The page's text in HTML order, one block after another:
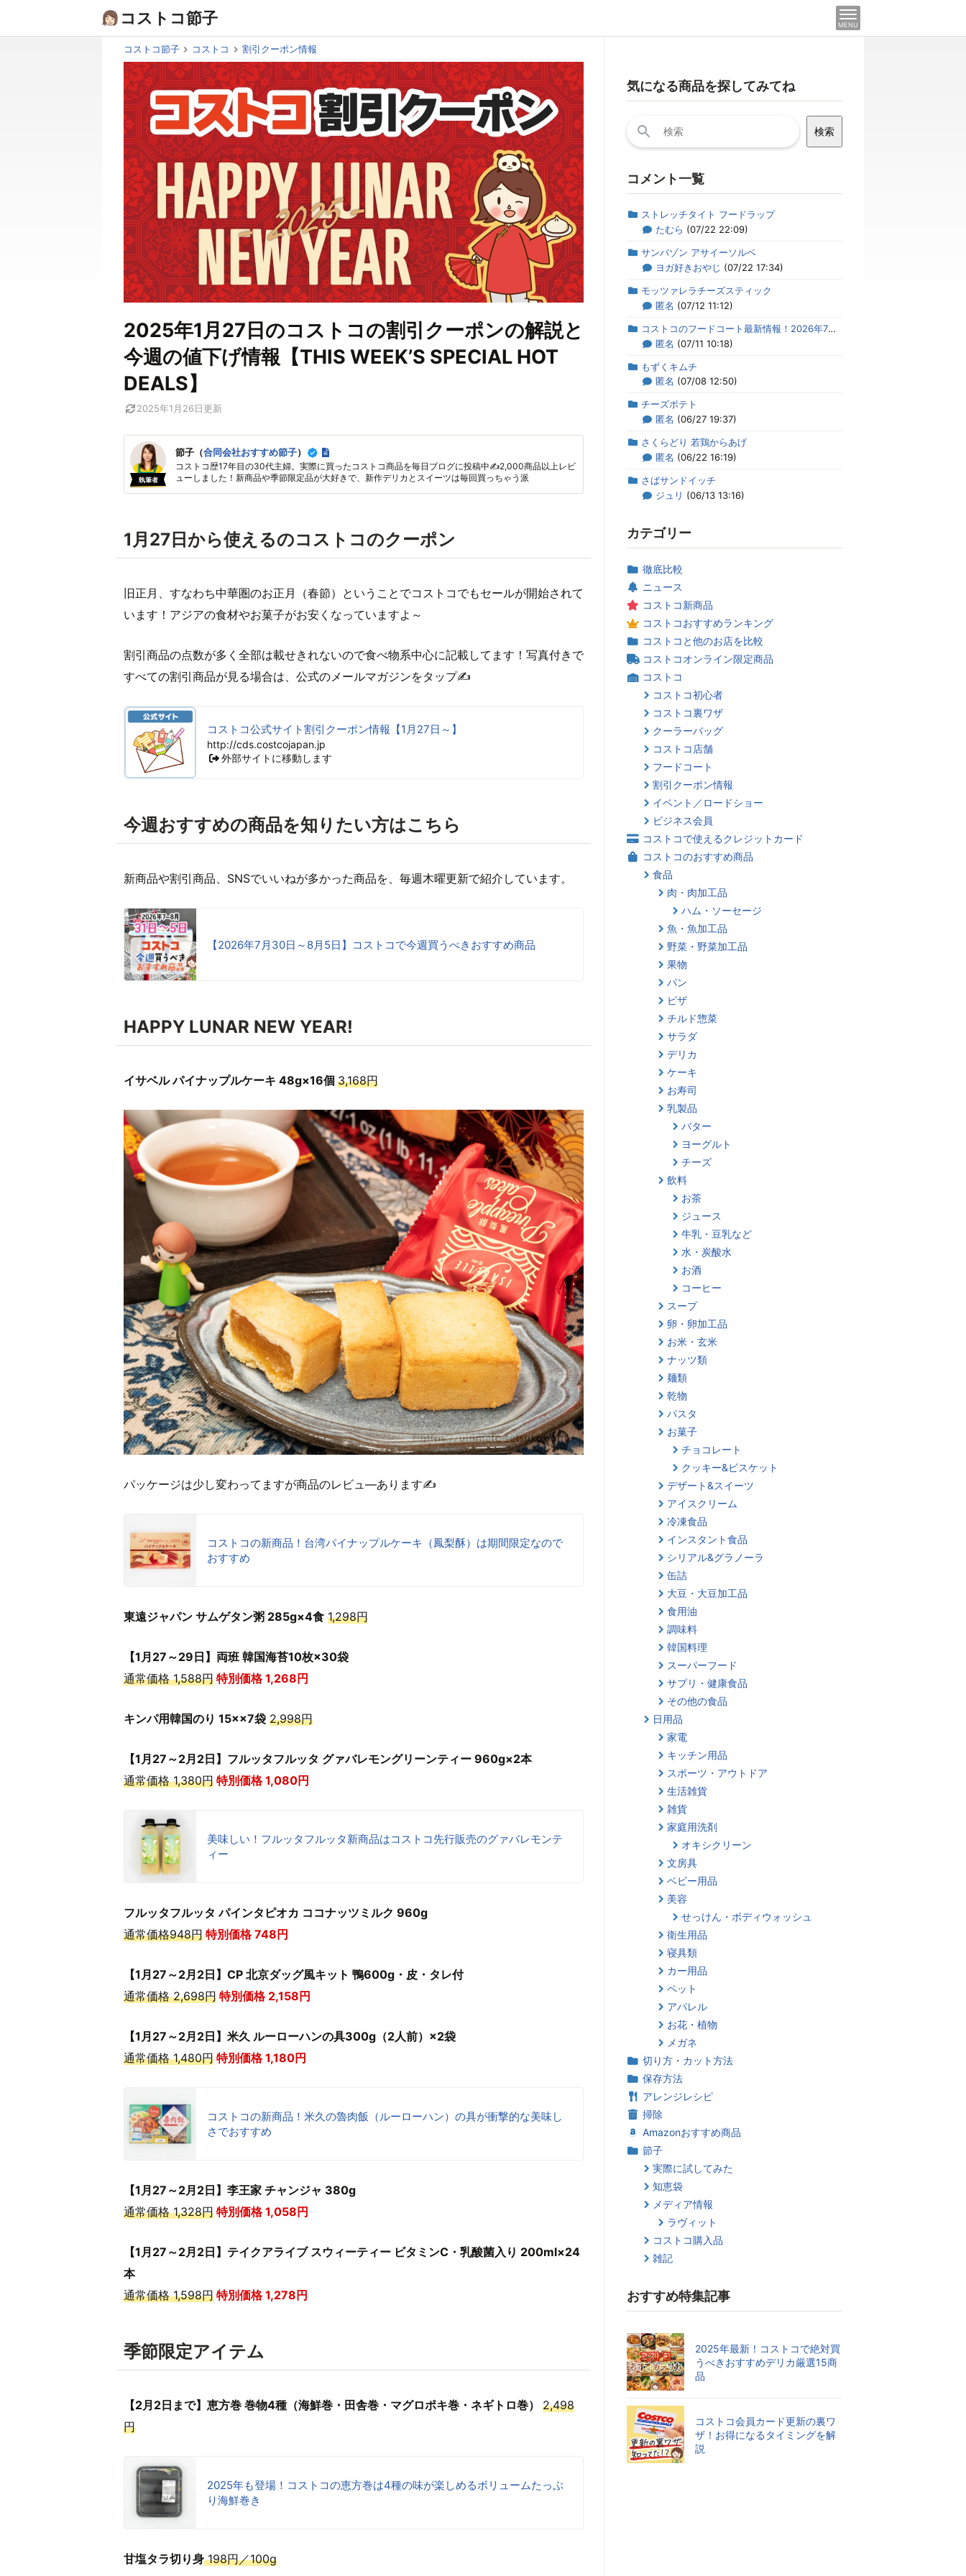
コストコ節子 MENU
コストコ節子 コストコ 割引クーポン情報
2025年1月27日のコストコの割引クーポンの解説と
今週の値下げ情報【THIS WEEK’S SPECIAL HOT
DEALS】
2025年1月26日更新
執筆者
節子（合同会社おすすめ節子）
コストコ歴17年目の30代主婦。実際に買ったコストコ商品を毎日ブログに投稿中✍2,000商品以上レビ
ューしました！新商品や季節限定品が大好きで、新作デリカとスイーツは毎回買っちゃう派
1月27日から使えるのコストコのクーポン
旧正月、すなわち中華圏のお正月（春節）ということでコストコでもセールが開始されて
います！アジアの食材やお菓子がお安くなっていますよ～
割引商品の点数が多く全部は載せきれないので食べ物系中心に記載してます！写真付きで
すべての割引商品が見る場合は、公式のメールマガジンをタップ✍
コストコ公式サイト割引クーポン情報【1月27日～】
http://cds.costcojapan.jp
外部サイトに移動します
今週おすすめの商品を知りたい方はこちら
新商品や割引商品、SNSでいいねが多かった商品を、毎週木曜更新で紹介しています。
【2026年7月30日～8月5日】コストコで今週買うべきおすすめ商品
HAPPY LUNAR NEW YEAR!
イサベル パイナップルケーキ 48g×16個 3,168円
パッケージは少し変わってますが商品のレビュ―あります✍
コストコの新商品！台湾パイナップルケーキ（鳳梨酥）は期間限定なので
おすすめ
東遠ジャパン サムゲタン粥 285g×4食 1,298円
【1月27～29日】両班 韓国海苔10枚×30袋
通常価格 1,588円 特別価格 1,268 円
キンパ用韓国のり 15××7袋 2,998円
【1月27～2月2日】フルッタフルッタ グァバレモングリーンティー 960g×2本
通常価格 1,380円 特別価格 1,080円
美味しい！フルッタフルッタ新商品はコストコ先行販売のグァバレモンテ
ィー
フルッタフルッタ パインタピオカ ココナッツミルク 960g
通常価格948円 特別価格 748 円
【1月27～2月2日】CP 北京ダッグ風キット 鴨600g・皮・タレ付
通常価格 2,698円 特別価格 2,158 円
【1月27～2月2日】米久 ルーローハンの具300g（2人前）×2袋
通常価格 1,480円 特別価格 1,180円
コストコの新商品！米久の魯肉飯（ルーローハン）の具が衝撃的な美味し
さでおすすめ
【1月27～2月2日】李王家 チャンジャ 380g
通常価格 1,328円 特別価格 1,058 円
【1月27～2月2日】テイクアライブ スウィーティー ビタミンC・乳酸菌入り 200ml×24
本
通常価格 1,598円 特別価格 1,278 円
季節限定アイテム
【2月2日まで】恵方巻 巻物4種（海鮮巻・田舎巻・マグロポキ巻・ネギトロ巻） 2,498
円
2025年も登場！コストコの恵方巻は4種の味が楽しめるボリュームたっぷ
り海鮮巻き
甘塩タラ切り身198円／100g
気になる商品を探してみてね
索:
コメント一覧
ストレッチタイト フードラップ
たむら (07/22 22:09)
サンバゾン アサイーソルベ
ヨガ好きおやじ (07/22 17:34)
モッツァレラチーズスティック
匿名 (07/12 11:12)
コストコのフードコート最新情報！2026年7月のメニューまとめ
匿名 (07/11 10:18)
もずくキムチ
匿名 (07/08 12:50)
チーズポテト
匿名 (06/27 19:37)
さくらどり 若鶏からあげ
匿名 (06/22 16:19)
さばサンドイッチ
ジュリ (06/13 13:16)
カテゴリー
徹底比較
ニュース
コストコ新商品
コストコおすすめランキング
コストコと他のお店を比較
コストコオンライン限定商品
コストコ
コストコ初心者
コストコ裏ワザ
クーラーバッグ
コストコ店舗
フードコート
割引クーポン情報
イベント／ロードショー
ビジネス会員
コストコで使えるクレジットカード
コストコのおすすめ商品
食品
肉・肉加工品
ハム・ソーセージ
魚・魚加工品
野菜・野菜加工品
果物
パン
ピザ
チルド惣菜
サラダ
デリカ
ケーキ
お寿司
乳製品
バター
ヨーグルト
チーズ
飲料
お茶
ジュース
牛乳・豆乳など
水・炭酸水
お酒
コーヒー
スープ
卵・卵加工品
お米・玄米
ナッツ類
麺類
乾物
パスタ
お菓子
チョコレート
クッキー&ビスケット
デザート&スイーツ
アイスクリーム
冷凍食品
インスタント食品
シリアル&グラノーラ
缶詰
大豆・大豆加工品
食用油
調味料
韓国料理
スーパーフード
サプリ・健康食品
その他の食品
日用品
家電
キッチン用品
スポーツ・アウトドア
生活雑貨
雑貨
家庭用洗剤
オキシクリーン
文房具
ベビー用品
美容
せっけん・ボディウォッシュ
衛生用品
寝具類
カー用品
ペット
アパレル
お花・植物
メガネ
切り方・カット方法
保存方法
アレンジレシピ
掃除
Amazonおすすめ商品
節子
実際に試してみた
知恵袋
メディア情報
ラヴィット
コストコ購入品
雑記
おすすめ特集記事
2025年最新！コストコで絶対買
うべきおすすめデリカ厳選15商
品
コストコ会員カード更新の裏ワ
ザ！お得になるタイミングを解
説